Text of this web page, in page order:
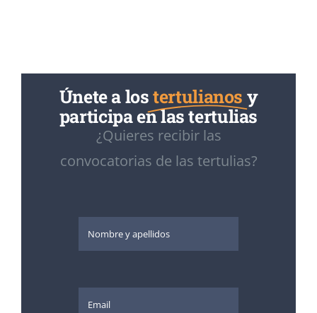
Únete a lostertulianos y
participa en las tertulias
¿Quieres recibir las
convocatorias de las tertulias?